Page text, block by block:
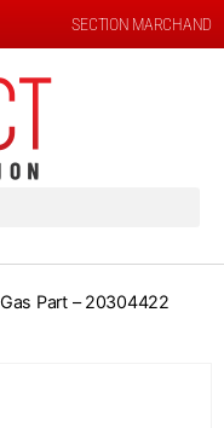
SECTION MARCHAND
Part – 20304422